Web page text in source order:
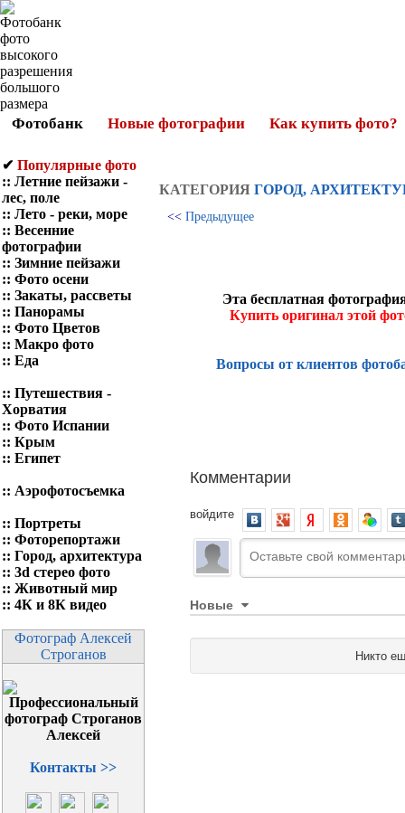
Фотобанк Новые фотографии Как купить фото?
✔ Популярные фото
:: Летние пейзажи -
лес, поле
:: Лето - реки, море
:: Весенние
фотографии
:: Зимние пейзажи
:: Фото осени
:: Закаты, рассветы
:: Панорамы
:: Фото Цветов
:: Макро фото
:: Еда
:: Путешествия -
Хорватия
:: Фото Испании
:: Крым
:: Египет
:: Аэрофотосъемка
:: Портреты
:: Фоторепортажи
:: Город, архитектура
:: 3d стерео фото
:: Животный мир
:: 4К и 8К видео
Фотограф Алексей
Строганов
Контакты >>
КАТЕГОРИЯ ГОРОД,
<< Предыдущее
Эта бесплатная
Купить оригинал этой
Вопросы от клиентов
Комментарии
войдите
Новые
Никто